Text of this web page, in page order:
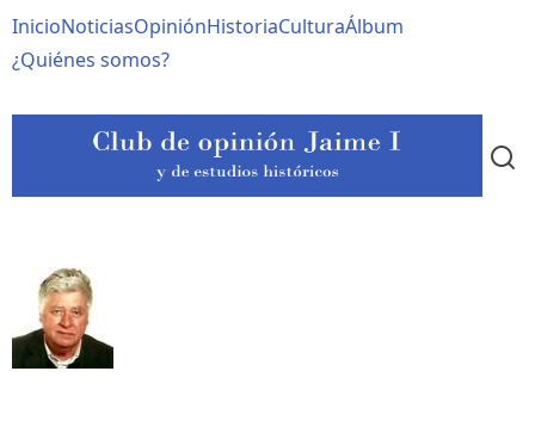
al
contenido
Navegación
principal
InicioNoticiasOpiniónHistoriaCulturaÁlbum
¿Quiénes somos?